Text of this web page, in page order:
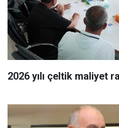
2026 yılı çeltik maliyet